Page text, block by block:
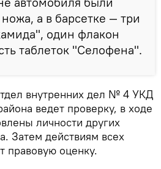
а в барсетке — три
один флакон
таблеток "Селофена".
внутренних дел № 4 УКД
ведет проверку, в ходе
личности других
Затем действиям всех
правовую оценку.